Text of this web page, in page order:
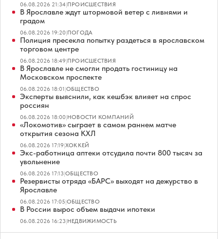
06.08.2026 21:34|ПРОИСШЕСТВИЯ
В Ярославле ждут штормовой ветер с ливнями и
градом
06.08.2026 19:20|ПОГОДА
Полиция пресекла попытку раздеться в ярославском
торговом центре
06.08.2026 18:49|ПРОИСШЕСТВИЯ
В Ярославле не смогли продать гостиницу на
Московском проспекте
06.08.2026 18:01|ОБЩЕСТВО
Эксперты выяснили, как кешбэк влияет на спрос
россиян
06.08.2026 18:00|НОВОСТИ КОМПАНИЙ
«Локомотив» сыграет в самом раннем матче
открытия сезона КХЛ
06.08.2026 17:19|ХОККЕЙ
Экс-работница аптеки отсудила почти 800 тысяч за
увольнение
06.08.2026 17:13|ОБЩЕСТВО
Резервисты отряда «БАРС» выходят на дежурство в
Ярославле
06.08.2026 17:05|ОБЩЕСТВО
В России вырос объем выдачи ипотеки
06.08.2026 16:23|НЕДВИЖИМОСТЬ